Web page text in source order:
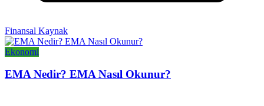
Finansal Kaynak
Ekonomi
EMA Nedir? EMA Nasıl Okunur?